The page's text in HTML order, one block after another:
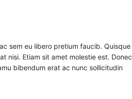
sem eu libero pretium faucib. Quisque
nisi. Etiam sit amet molestie est. Donec
bibendum erat ac nunc sollicitudin